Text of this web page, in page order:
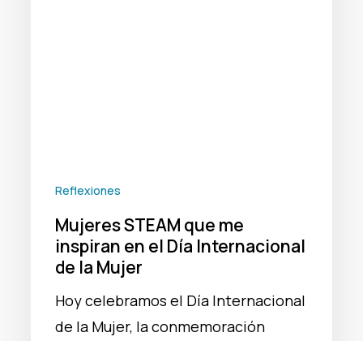
Reflexiones
Mujeres STEAM que me
inspiran en el Día Internacional
de la Mujer
Hoy celebramos el Día Internacional
de la Mujer, la conmemoración